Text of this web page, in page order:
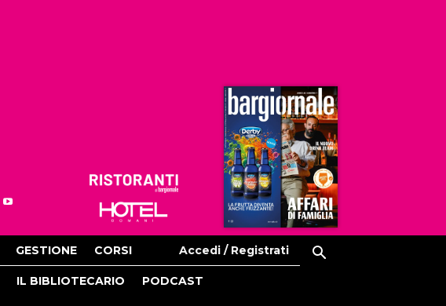
Ristoranti
Hoteldomani
GESTIONE CORSI Accedi / Registrati
IL BIBLIOTECARIO PODCAST